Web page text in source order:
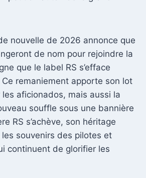
nouvelle de 2026 annonce que
de nom pour rejoindre la
que le label RS s’efface
remaniement apporte son lot
aficionados, mais aussi la
souffle sous une bannière
RS s’achève, son héritage
souvenirs des pilotes et
continuent de glorifier les